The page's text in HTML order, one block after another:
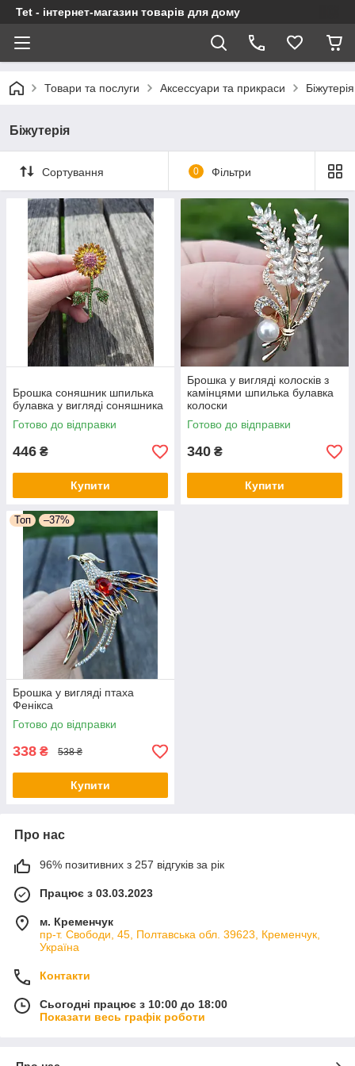
Tet - інтернет-магазин товарів для дому
Товари та послуги Аксессуари та прикраси Біжутерія
Біжутерія
Сортування 0 Фільтри
Брошка соняшник шпилька
булавка у вигляді соняшника
Готово до відправки
446 ₴
Купити
Брошка у вигляді колосків з
камінцями шпилька булавка
колоски
Готово до відправки
340 ₴
Купити
Топ –37%
Брошка у вигляді птаха
Фенікса
Готово до відправки
338 ₴ 538 ₴
Купити
Про нас
96% позитивних з 257 відгуків за рік
Працює з 03.03.2023
м. Кременчук
пр-т. Свободи, 45, Полтавська обл. 39623, Кременчук,
Україна
Контакти
Сьогодні працює з 10:00 до 18:00
Показати весь графік роботи